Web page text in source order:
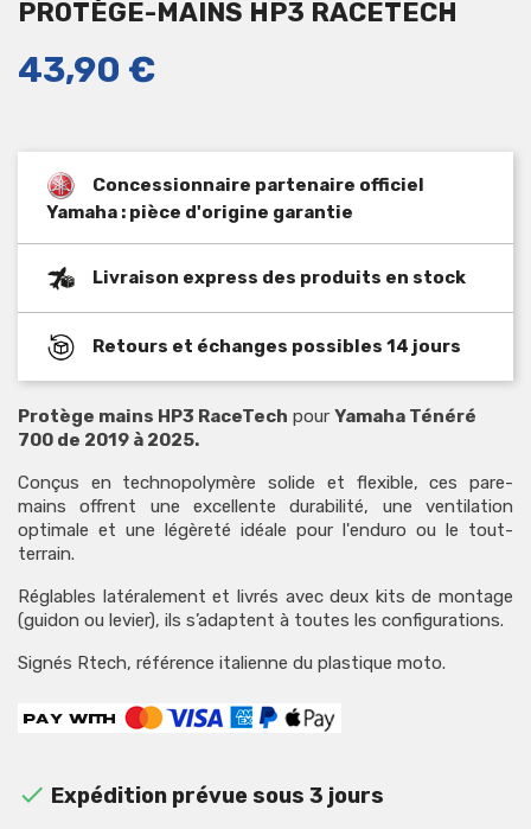
PROTÈGE-MAINS HP3 RACETECH
43,90 €
Concessionnaire partenaire officiel
Yamaha : pièce d'origine garantie
Livraison express des produits en stock
Retours et échanges possibles 14 jours
Protège mains HP3 RaceTech pour Yamaha Ténéré
700 de 2019 à 2025.
Conçus en technopolymère solide et flexible, ces pare-
mains offrent une excellente durabilité, une ventilation
optimale et une légèreté idéale pour l'enduro ou le tout-
terrain.
Réglables latéralement et livrés avec deux kits de montage
(guidon ou levier), ils s’adaptent à toutes les configurations.
Signés Rtech, référence italienne du plastique moto.
 Expédition prévue sous 3 jours